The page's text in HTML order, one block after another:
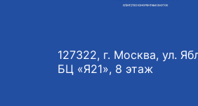
127322, г. Москва, ул.
БЦ «Я21», 8 этаж